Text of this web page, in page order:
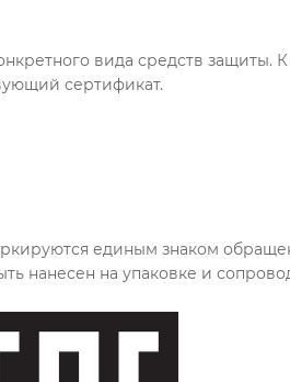
вида средств защиты.
сертификат.
единым знаком
нанесен на упаковке и